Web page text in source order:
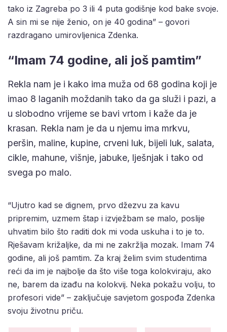
tako iz Zagreba po 3 ili 4 puta godišnje kod bake svoje.
A sin mi se nije ženio, on je 40 godina” – govori
razdragano umirovljenica Zdenka.
“Imam 74 godine, ali još pamtim”
Rekla nam je i kako ima muža od 68 godina koji je
imao 8 laganih moždanih tako da ga služi i pazi, a
u slobodno vrijeme se bavi vrtom i kaže da je
krasan. Rekla nam je da u njemu ima mrkvu,
peršin, maline, kupine, crveni luk, bijeli luk, salata,
cikle, mahune, višnje, jabuke, lješnjak i tako od
svega po malo.
“Ujutro kad se dignem, prvo džezvu za kavu
pripremim, uzmem štap i izvježbam se malo, poslije
uhvatim bilo što raditi dok mi voda uskuha i to je to.
Rješavam križaljke, da mi ne zakržlja mozak. Imam 74
godine, ali još pamtim. Za kraj želim svim studentima
reći da im je najbolje da što više toga kolokviraju, ako
ne, barem da izađu na kolokvij. Neka pokažu volju, to
profesori vide” – zaključuje savjetom gospođa Zdenka
svoju životnu priču.